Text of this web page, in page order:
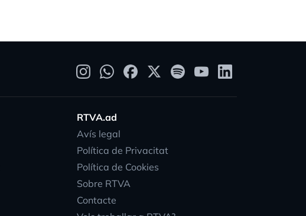
RTVA.ad
Avís legal
Política de Privacitat
Política de Cookies
Sobre RTVA
Contacte